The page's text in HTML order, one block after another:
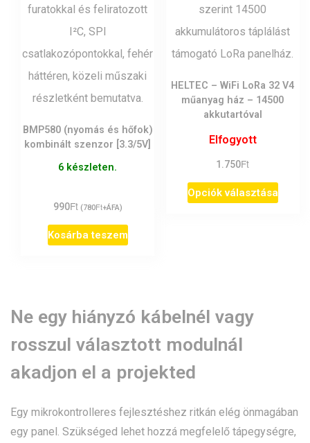
BMP580 (nyomás és hőfok)
kombinált szenzor [3.3/5V]
6 készleten.
990Ft (780Ft+ÁFA)
Kosárba teszem
HELTEC – WiFi LoRa 32 V4
műanyag ház – 14500
akkutartóval
Elfogyott
1.750Ft
Opciók választásaEnnek
ki
Ne egy hiányzó kábelnél vagy
rosszul választott modulnál
akadjon el a projekted
Egy mikrokontrolleres fejlesztéshez ritkán elég önmagában
egy panel. Szükséged lehet hozzá megfelelő tápegységre,